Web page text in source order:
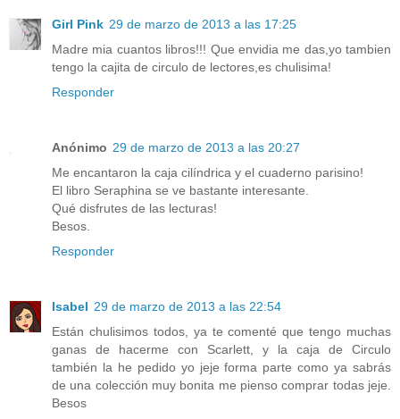
Girl Pink 29 de marzo de 2013 a las 17:25
Madre mia cuantos libros!!! Que envidia me das,yo tambien
tengo la cajita de circulo de lectores,es chulisima!
Responder
Anónimo 29 de marzo de 2013 a las 20:27
Me encantaron la caja cilíndrica y el cuaderno parisino!
El libro Seraphina se ve bastante interesante.
Qué disfrutes de las lecturas!
Besos.
Responder
Isabel 29 de marzo de 2013 a las 22:54
Están chulisimos todos, ya te comenté que tengo muchas
ganas de hacerme con Scarlett, y la caja de Circulo
también la he pedido yo jeje forma parte como ya sabrás
de una colección muy bonita me pienso comprar todas jeje.
Besos